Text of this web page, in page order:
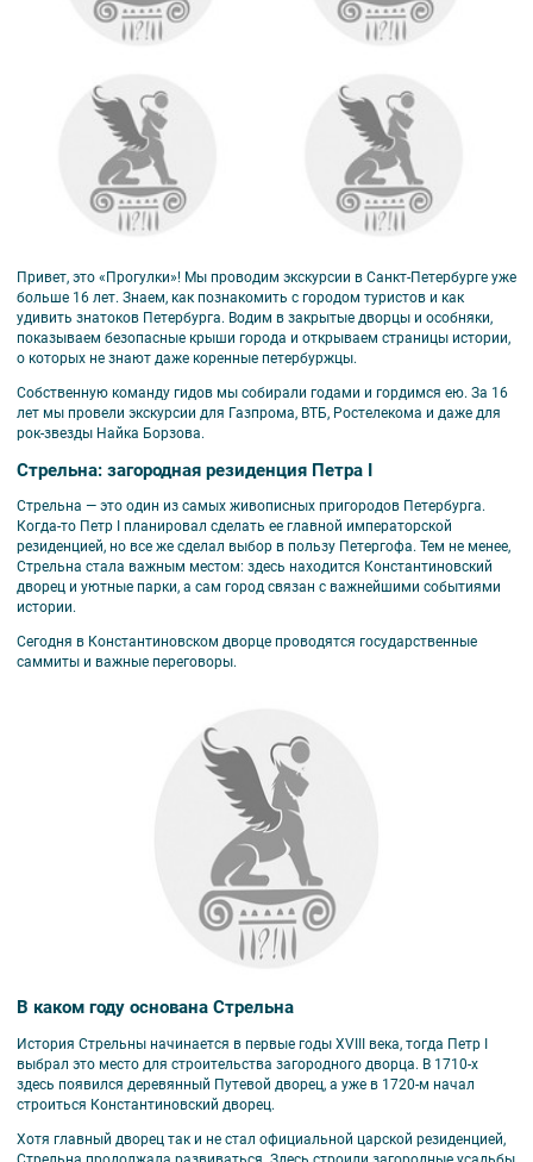
Привет, это «Прогулки»! Мы проводим экскурсии в Санкт-Петербурге уже
больше 16 лет. Знаем, как познакомить с городом туристов и как
удивить знатоков Петербурга. Водим в закрытые дворцы и особняки,
показываем безопасные крыши города и открываем страницы истории,
о которых не знают даже коренные петербуржцы.
Собственную команду гидов мы собирали годами и гордимся ею. За 16
лет мы провели экскурсии для Газпрома, ВТБ, Ростелекома и даже для
рок-звезды Найка Борзова.
Стрельна: загородная резиденция Петра I
Стрельна — это один из самых живописных пригородов Петербурга.
Когда-то Петр I планировал сделать ее главной императорской
резиденцией, но все же сделал выбор в пользу Петергофа. Тем не менее,
Стрельна стала важным местом: здесь находится Константиновский
дворец и уютные парки, а сам город связан с важнейшими событиями
истории.
Сегодня в Константиновском дворце проводятся государственные
саммиты и важные переговоры.
В каком году основана Стрельна
История Стрельны начинается в первые годы XVIII века, тогда Петр I
выбрал это место для строительства загородного дворца. В 1710-х
здесь появился деревянный Путевой дворец, а уже в 1720-м начал
строиться Константиновский дворец.
Хотя главный дворец так и не стал официальной царской резиденцией,